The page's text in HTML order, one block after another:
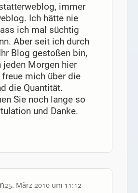
immer
Ich hätte nie
ich mal süchtig
Aber seit ich durch
Blog gestoßen bin,
jeden Morgen hier
freue mich über die
die Quantität.
Sie noch lange so
und Danke.
25. März 2010 um 11:12